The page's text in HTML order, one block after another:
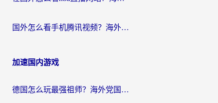
国外怎么看手机腾讯视频？海外党亲测有效的追剧加速器选择指南
加速国内游戏
德国怎么玩最强祖师？海外党国服游戏加速器选择全攻略（附宝可梦Online实测）